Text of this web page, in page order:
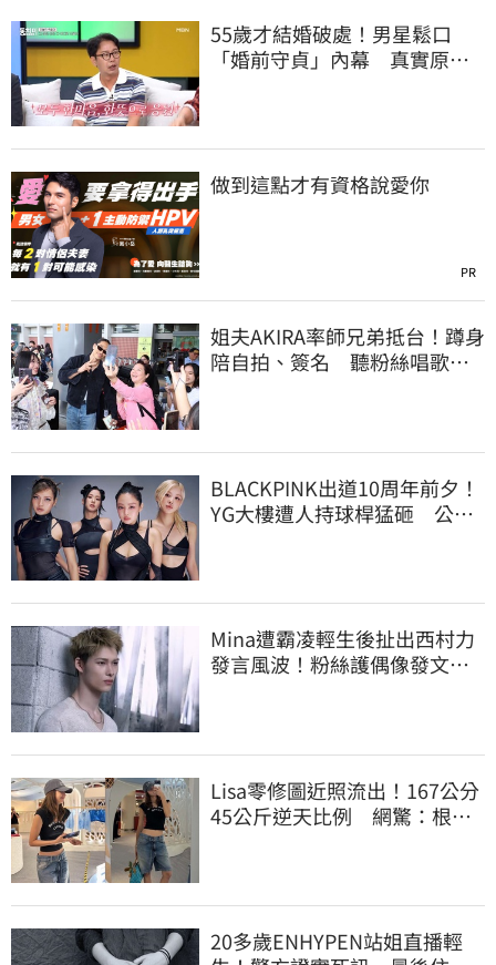
55歲才結婚破處！男星鬆口
「婚前守貞」內幕 真實原因
做到這點才有資格說愛你
PR
姐夫AKIRA率師兄弟抵台！蹲身
陪自拍、簽名 聽粉絲唱歌羞
BLACKPINK出道10周年前夕！
YG大樓遭人持球桿猛砸 公司
Mina遭霸凌輕生後扯出西村力
發言風波！粉絲護偶像發文：
Lisa零修圖近照流出！167公分
45公斤逆天比例 網驚：根本
20多歲ENHYPEN站姐直播輕